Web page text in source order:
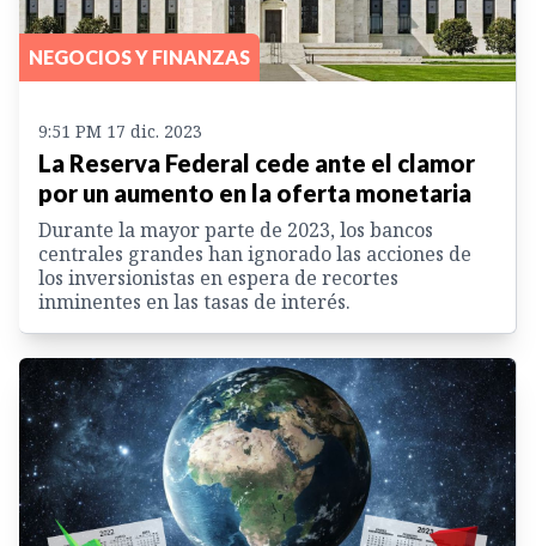
NEGOCIOS Y FINANZAS
9:51 PM 17 dic. 2023
La Reserva Federal cede ante el clamor
por un aumento en la oferta monetaria
Durante la mayor parte de 2023, los bancos
centrales grandes han ignorado las acciones de
los inversionistas en espera de recortes
inminentes en las tasas de interés.